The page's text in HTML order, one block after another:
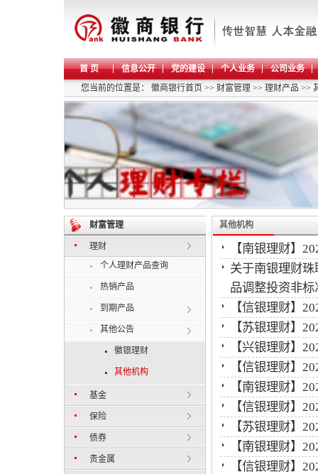
首 页 信息公开 党的建设 个人业务
公司业务
您当前的位置是： 徽商银行首页 >> 财富管理 >> 理财产品 >>
财富管理
理财
个人理财产品查询
热销产品
到期产品
其他公告
徽银理财
其他机构
基金
保险
债券
贵金属
其他机构
【南银理财】
关于南银理财
品调整投资非
【信银理财】
【苏银理财】
【兴银理财】
【信银理财】
【南银理财】
【信银理财】
【苏银理财】
【南银理财】
【信银理财】